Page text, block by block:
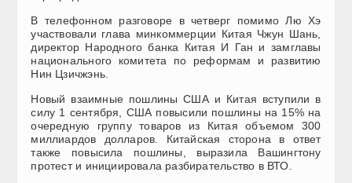
В телефонном разговоре в четверг помимо Лю Хэ
участвовали глава минкоммерции Китая Чжун Шань,
директор Народного банка Китая И Ган и замглавы
национального комитета по реформам и развитию
Нин Цзичжэнь.
Новый взаимные пошлины США и Китая вступили в
силу 1 сентября, США повысили пошлины на 15% на
очередную группу товаров из Китая объемом 300
миллиардов долларов. Китайская сторона в ответ
также повысила пошлины, выразила Вашингтону
протест и инициировала разбирательство в ВТО.